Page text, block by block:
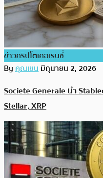
ข่าวคริปโตเคอเรนซี่
Byคุณเชนมิถุนายน 2, 2026
Societe Generale นำ
Stellar, XRP